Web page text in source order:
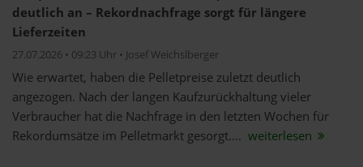
deutlich an – Rekordnachfrage sorgt für längere
Lieferzeiten
27.07.2026 • 09:23 Uhr • Josef Weichslberger
Wie erwartet, haben die Pelletpreise zuletzt deutlich
angezogen. Nach der langen Kaufzurückhaltung vieler
Verbraucher hat die Nachfrage in den letzten Wochen für
Rekordumsätze im Pelletmarkt gesorgt.... weiterlesen